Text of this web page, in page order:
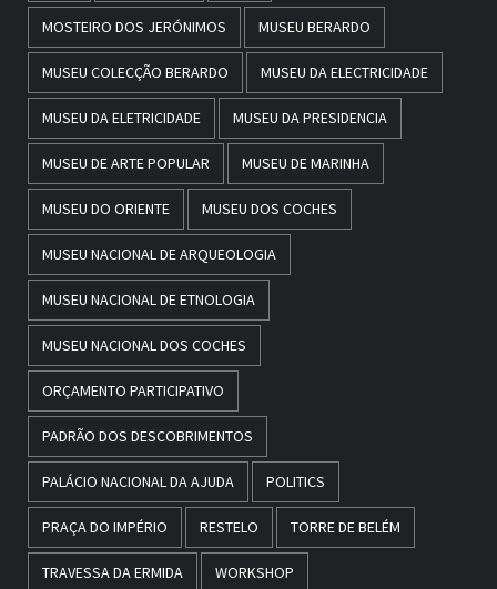
MOSTEIRO DOS JERÓNIMOS MUSEU BERARDO
MUSEU COLECÇÃO BERARDO MUSEU DA ELECTRICIDADE
MUSEU DA ELETRICIDADE MUSEU DA PRESIDENCIA
MUSEU DE ARTE POPULAR MUSEU DE MARINHA
MUSEU DO ORIENTE MUSEU DOS COCHES
MUSEU NACIONAL DE ARQUEOLOGIA
MUSEU NACIONAL DE ETNOLOGIA
MUSEU NACIONAL DOS COCHES
ORÇAMENTO PARTICIPATIVO
PADRÃO DOS DESCOBRIMENTOS
PALÁCIO NACIONAL DA AJUDA POLITICS
PRAÇA DO IMPÉRIO RESTELO TORRE DE BELÉM
TRAVESSA DA ERMIDA WORKSHOP